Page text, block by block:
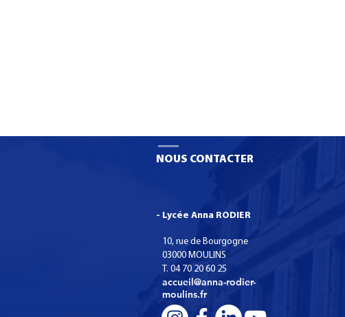
NOUS CONTACTER
- Lycée Anna RODIER
10, rue de Bourgogne
03000 MOULINS
T. 04 70 20 60 25
accueil@anna-rodier-
moulins.fr